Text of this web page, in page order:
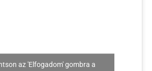
az 'Elfogadom' gombra a